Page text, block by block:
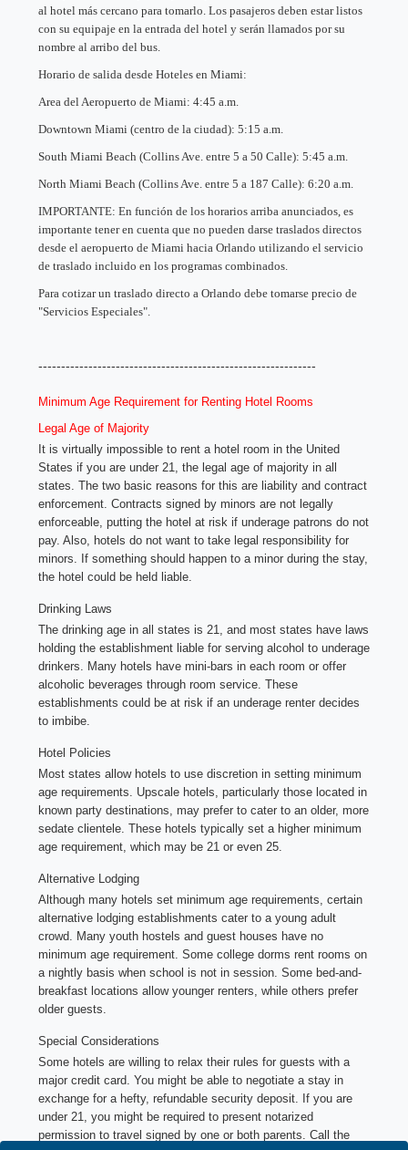
al hotel más cercano para tomarlo. Los pasajeros deben estar listos
con su equipaje en la entrada del hotel y serán llamados por su
nombre al arribo del bus.
Horario de salida desde Hoteles en Miami:
Area del Aeropuerto de Miami: 4:45 a.m.
Downtown Miami (centro de la ciudad): 5:15 a.m.
South Miami Beach (Collins Ave. entre 5 a 50 Calle): 5:45 a.m.
North Miami Beach (Collins Ave. entre 5 a 187 Calle): 6:20 a.m.
IMPORTANTE: En función de los horarios arriba anunciados, es
importante tener en cuenta que no pueden darse traslados directos
desde el aeropuerto de Miami hacia Orlando utilizando el servicio
de traslado incluido en los programas combinados.
Para cotizar un traslado directo a Orlando debe tomarse precio de
"Servicios Especiales".
-------------------------------------------------------------
Minimum Age Requirement for Renting Hotel Rooms
Legal Age of Majority
It is virtually impossible to rent a hotel room in the United
States if you are under 21, the legal age of majority in all
states. The two basic reasons for this are liability and contract
enforcement. Contracts signed by minors are not legally
enforceable, putting the hotel at risk if underage patrons do not
pay. Also, hotels do not want to take legal responsibility for
minors. If something should happen to a minor during the stay,
the hotel could be held liable.
Drinking Laws
The drinking age in all states is 21, and most states have laws
holding the establishment liable for serving alcohol to underage
drinkers. Many hotels have mini-bars in each room or offer
alcoholic beverages through room service. These
establishments could be at risk if an underage renter decides
to imbibe.
Hotel Policies
Most states allow hotels to use discretion in setting minimum
age requirements. Upscale hotels, particularly those located in
known party destinations, may prefer to cater to an older, more
sedate clientele. These hotels typically set a higher minimum
age requirement, which may be 21 or even 25.
Alternative Lodging
Although many hotels set minimum age requirements, certain
alternative lodging establishments cater to a young adult
crowd. Many youth hostels and guest houses have no
minimum age requirement. Some college dorms rent rooms on
a nightly basis when school is not in session. Some bed-and-
breakfast locations allow younger renters, while others prefer
older guests.
Special Considerations
Some hotels are willing to relax their rules for guests with a
major credit card. You might be able to negotiate a stay in
exchange for a hefty, refundable security deposit. If you are
under 21, you might be required to present notarized
permission to travel signed by one or both parents. Call the